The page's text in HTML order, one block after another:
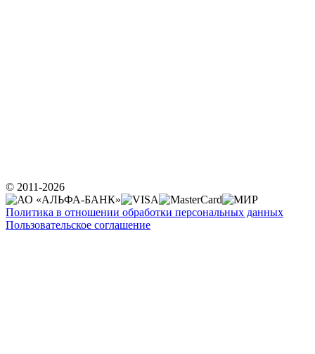
© 2011-2026
Политика в отношении обработки персональных данных
Пользовательское соглашение